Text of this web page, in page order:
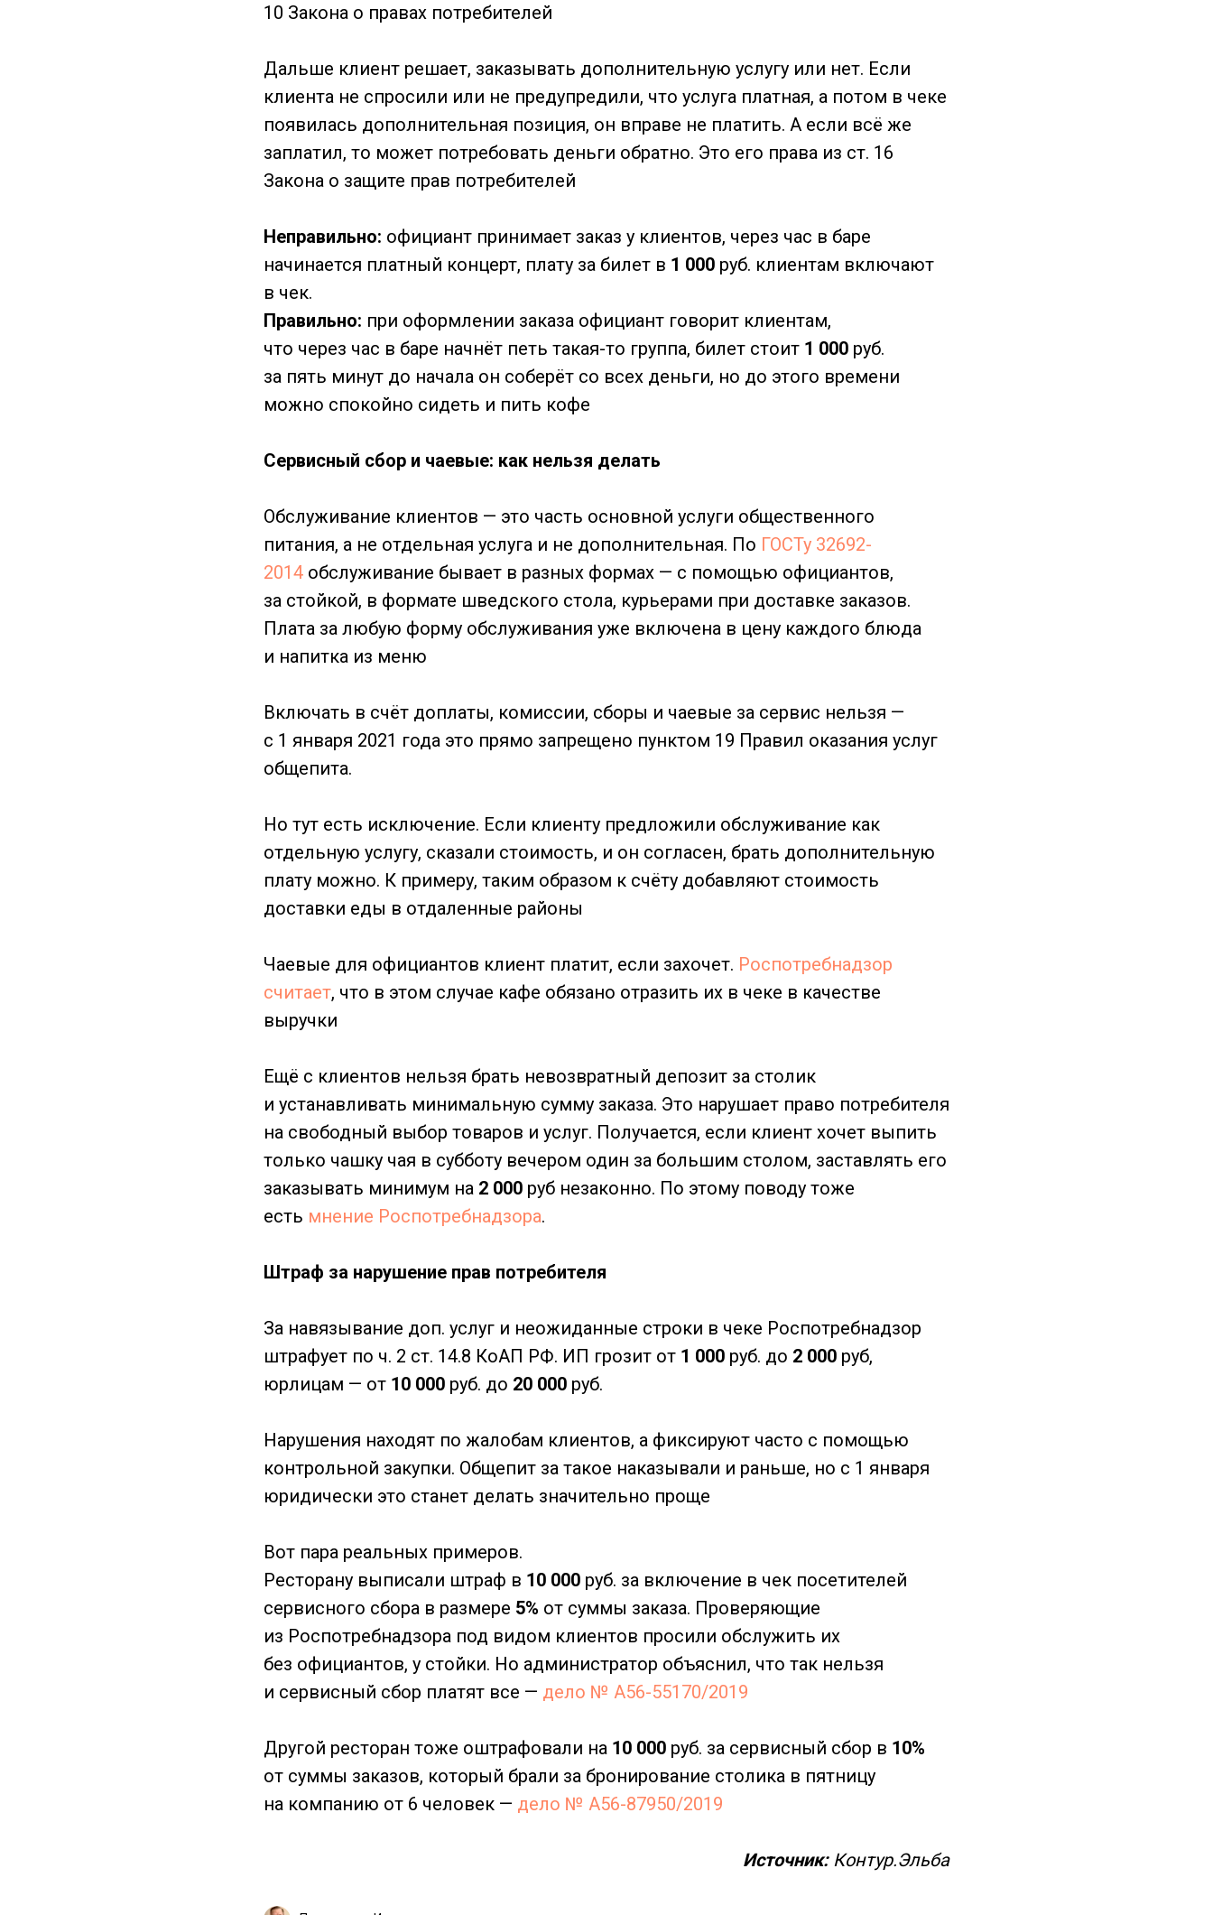
10 Закона о правах потребителей
Дальше клиент решает, заказывать дополнительную услугу или нет. Если
клиента не спросили или не предупредили, что услуга платная, а потом в чеке
появилась дополнительная позиция, он вправе не платить. А если всё же
заплатил, то может потребовать деньги обратно. Это его права из ст. 16
Закона о защите прав потребителей
Неправильно: официант принимает заказ у клиентов, через час в баре
начинается платный концерт, плату за билет в 1 000 руб. клиентам включают
в чек.
Правильно: при оформлении заказа официант говорит клиентам,
что через час в баре начнёт петь такая-то группа, билет стоит 1 000 руб.
за пять минут до начала он соберёт со всех деньги, но до этого времени
можно спокойно сидеть и пить кофе
Сервисный сбор и чаевые: как нельзя делать
Обслуживание клиентов — это часть основной услуги общественного
питания, а не отдельная услуга и не дополнительная. По ГОСТу 32692-
2014 обслуживание бывает в разных формах — с помощью официантов,
за стойкой, в формате шведского стола, курьерами при доставке заказов.
Плата за любую форму обслуживания уже включена в цену каждого блюда
и напитка из меню
Включать в счёт доплаты, комиссии, сборы и чаевые за сервис нельзя —
с 1 января 2021 года это прямо запрещено пунктом 19 Правил оказания услуг
общепита.
Но тут есть исключение. Если клиенту предложили обслуживание как
отдельную услугу, сказали стоимость, и он согласен, брать дополнительную
плату можно. К примеру, таким образом к счёту добавляют стоимость
доставки еды в отдаленные районы
Чаевые для официантов клиент платит, если захочет. Роспотребнадзор
считает, что в этом случае кафе обязано отразить их в чеке в качестве
выручки
Ещё с клиентов нельзя брать невозвратный депозит за столик
и устанавливать минимальную сумму заказа. Это нарушает право потребителя
на свободный выбор товаров и услуг. Получается, если клиент хочет выпить
только чашку чая в субботу вечером один за большим столом, заставлять его
заказывать минимум на 2 000 руб незаконно. По этому поводу тоже
есть мнение Роспотребнадзора.
Штраф за нарушение прав потребителя
За навязывание доп. услуг и неожиданные строки в чеке Роспотребнадзор
штрафует по ч. 2 ст. 14.8 КоАП РФ. ИП грозит от 1 000 руб. до 2 000 руб,
юрлицам — от 10 000 руб. до 20 000 руб.
Нарушения находят по жалобам клиентов, а фиксируют часто с помощью
контрольной закупки. Общепит за такое наказывали и раньше, но с 1 января
юридически это станет делать значительно проще
Вот пара реальных примеров.
Ресторану выписали штраф в 10 000 руб. за включение в чек посетителей
сервисного сбора в размере 5% от суммы заказа. Проверяющие
из Роспотребнадзора под видом клиентов просили обслужить их
без официантов, у стойки. Но администратор объяснил, что так нельзя
и сервисный сбор платят все — дело № А56-55170/2019
Другой ресторан тоже оштрафовали на 10 000 руб. за сервисный сбор в 10%
от суммы заказов, который брали за бронирование столика в пятницу
на компанию от 6 человек — дело № А56-87950/2019
Источник: Контур.Эльба